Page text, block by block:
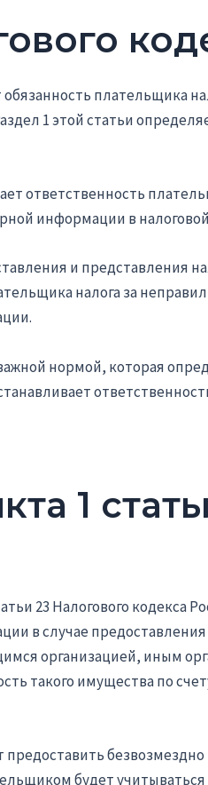
плательщика
1 этой статьи
ответственность
информации в
и представления
налога за
нормой, которая
1
23 Налогового кодекса
в случае
организацией, иным
такого имущества по
предоставить
будет